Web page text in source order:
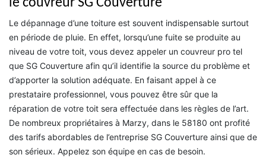
le couvreur SG Couverture
Le dépannage d’une toiture est souvent indispensable surtout
en période de pluie. En effet, lorsqu’une fuite se produite au
niveau de votre toit, vous devez appeler un couvreur pro tel
que SG Couverture afin qu’il identifie la source du problème et
d’apporter la solution adéquate. En faisant appel à ce
prestataire professionnel, vous pouvez être sûr que la
réparation de votre toit sera effectuée dans les règles de l’art.
De nombreux propriétaires à Marzy, dans le 58180 ont profité
des tarifs abordables de l’entreprise SG Couverture ainsi que de
son sérieux. Appelez son équipe en cas de besoin.